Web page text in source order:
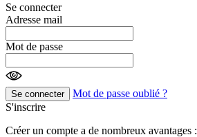
Se connecter
Adresse mail
Mot de passe
Se connecter
Mot de passe oublié ?
S'inscrire
Créer un compte a de nombreux avantages :